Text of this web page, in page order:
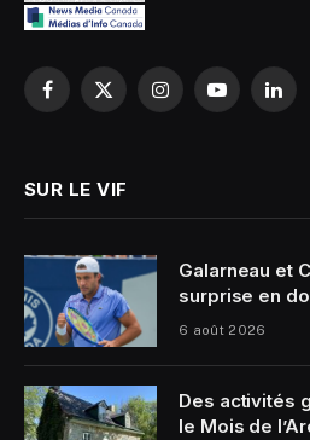
Facebook
X
InstagramYouTube
SUR LE VIF
Galarneau et
surprise en
6 août 2026
Des activités
le Mois de